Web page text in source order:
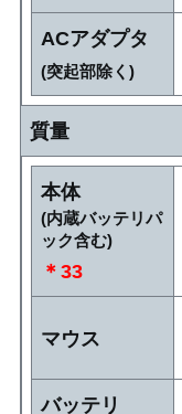
ACアダプタ
(突起部除く)
質量
本体
(内蔵バッテリパ
ック含む)
＊33
マウス
バッテリ